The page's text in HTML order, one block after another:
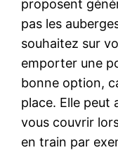
proposent
pas les
souhaitez sur
emporter une
bonne option,
place. Elle peut
vous couvrir
en train par